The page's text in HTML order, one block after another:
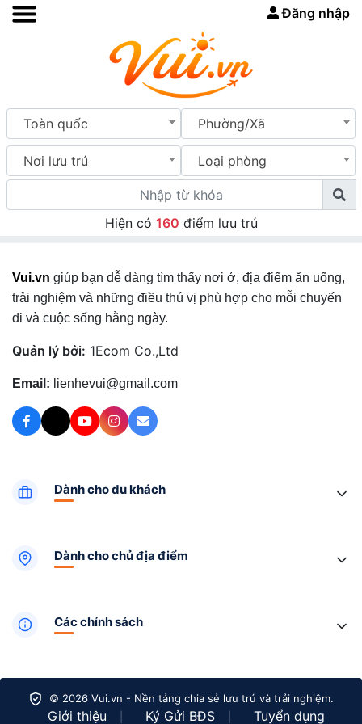
Đăng nhập
Toàn quốc Phường/Xã
Nơi lưu trú Loại phòng
Hiện có 160 điểm lưu trú
Vui.vn giúp bạn dễ dàng tìm thấy nơi ở, địa điểm ăn uống,
trải nghiệm và những điều thú vị phù hợp cho mỗi chuyến
đi và cuộc sống hằng ngày.
Quản lý bởi: 1Ecom Co.,Ltd
Email: lienhevui@gmail.com
Dành cho du khách
Dành cho chủ địa điểm
Các chính sách
© 2026 Vui.vn - Nền tảng chia sẻ lưu trú và trải nghiệm.
Giới thiệu Ký Gửi BĐS Tuyển dụng